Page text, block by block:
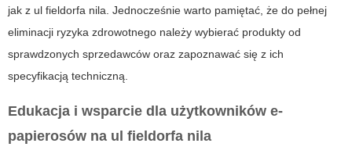
jak z ul fieldorfa nila. Jednocześnie warto pamiętać, że do pełnej
eliminacji ryzyka zdrowotnego należy wybierać produkty od
sprawdzonych sprzedawców oraz zapoznawać się z ich
specyfikacją techniczną.
Edukacja i wsparcie dla użytkowników e-
papierosów na ul fieldorfa nila